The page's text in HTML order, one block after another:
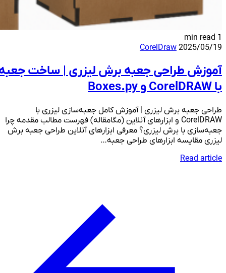
2025/05/19
CorelDraw
آموزش طراحی جعبه برش لیزری | ساخت جعبه
با CorelDRAW و Boxes.py
طراحی جعبه برش لیزری | آموزش کامل جعبه‌سازی لیزری با
CorelDRAW و ابزارهای آنلاین (مگامقاله) فهرست مطالب مقدمه چرا
جعبه‌سازی با برش لیزری؟ معرفی ابزارهای آنلاین طراحی جعبه برش
لیزری مقایسه ابزارهای طراحی جعبه…
Read article